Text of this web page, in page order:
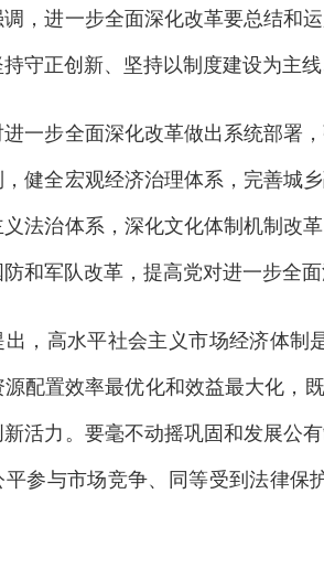
进一步全面深化改革要总结和运
守正创新、坚持以制度建设为主
步全面深化改革做出系统部署，
健全宏观经济治理体系，完善城
法治体系，深化文化体制机制改
和军队改革，提高党对进一步全
高水平社会主义市场经济体制是
配置效率最优化和效益最大化，
活力。要毫不动摇巩固和发展公
平参与市场竞争、同等受到法律保